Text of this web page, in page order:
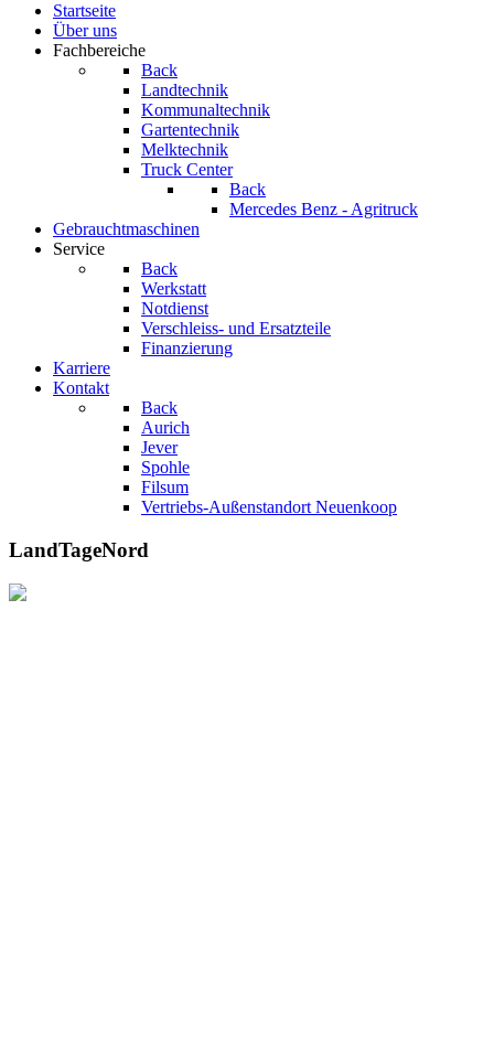
Startseite
Über uns
Fachbereiche
Back
Landtechnik
Kommunaltechnik
Gartentechnik
Melktechnik
Truck Center
Back
Mercedes Benz - Agritruck
Gebrauchtmaschinen
Service
Back
Werkstatt
Notdienst
Verschleiss- und Ersatzteile
Finanzierung
Karriere
Kontakt
Back
Aurich
Jever
Spohle
Filsum
Vertriebs-Außenstandort Neuenkoop
LandTageNord